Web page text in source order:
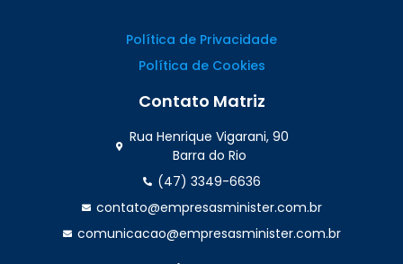
Política de Privacidade
Política de Cookies
Contato Matriz
Rua Henrique Vigarani, 90
Barra do Rio
(47) 3349-6636
contato@empresasminister.com.br
comunicacao@empresasminister.com.br